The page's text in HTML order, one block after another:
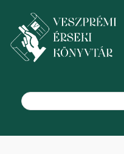
Search
Search